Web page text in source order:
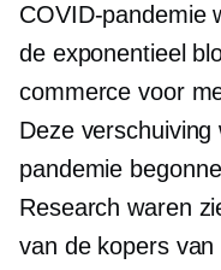
COVID-pandemie
de exponentieel
commerce voor
Deze
pandemie
Research waren
van de kopers